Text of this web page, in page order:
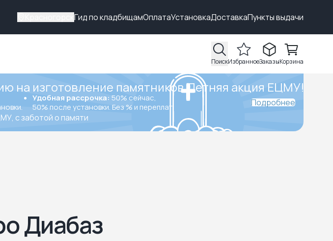
Гид по кладбищамОплатаУстановкаДоставкаПункты выдачи
ПоискИзбранноеЗаказыКорзина
на изготовление памятников.Летняя акция ЕЦМУ!
Удобная рассрочка: 50% сейчас,
50% после установки. Без % и переплат.
с заботой о памяти
Подробнее
Диабаз